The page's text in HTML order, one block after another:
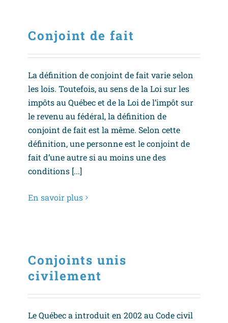
Conjoint de fait
La définition de conjoint de fait varie selon
les lois. Toutefois, au sens de la Loi sur les
impôts au Québec et de la Loi de l’impôt sur
le revenu au fédéral, la définition de
conjoint de fait est la même. Selon cette
définition, une personne est le conjoint de
fait d’une autre si au moins une des
conditions [...]
En savoir plus
Conjoints unis
civilement
Le Québec a introduit en 2002 au Code civil